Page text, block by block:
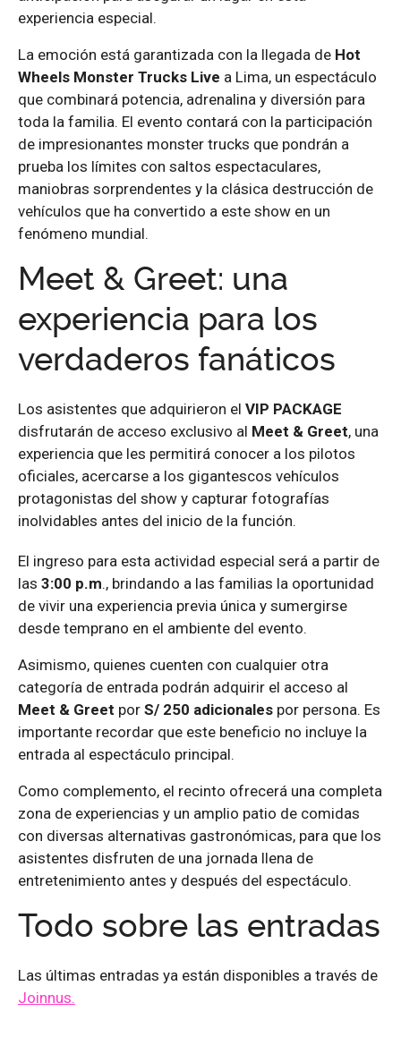
experiencia especial.
La emoción está garantizada con la llegada de Hot
Wheels Monster Trucks Live a Lima, un espectáculo
que combinará potencia, adrenalina y diversión para
toda la familia. El evento contará con la participación
de impresionantes monster trucks que pondrán a
prueba los límites con saltos espectaculares,
maniobras sorprendentes y la clásica destrucción de
vehículos que ha convertido a este show en un
fenómeno mundial.
Meet & Greet: una
experiencia para los
verdaderos fanáticos
Los asistentes que adquirieron el VIP PACKAGE
disfrutarán de acceso exclusivo al Meet & Greet, una
experiencia que les permitirá conocer a los pilotos
oficiales, acercarse a los gigantescos vehículos
protagonistas del show y capturar fotografías
inolvidables antes del inicio de la función.
El ingreso para esta actividad especial será a partir de
las 3:00 p.m., brindando a las familias la oportunidad
de vivir una experiencia previa única y sumergirse
desde temprano en el ambiente del evento.
Asimismo, quienes cuenten con cualquier otra
categoría de entrada podrán adquirir el acceso al
Meet & Greet por S/ 250 adicionales por persona. Es
importante recordar que este beneficio no incluye la
entrada al espectáculo principal.
Como complemento, el recinto ofrecerá una completa
zona de experiencias y un amplio patio de comidas
con diversas alternativas gastronómicas, para que los
asistentes disfruten de una jornada llena de
entretenimiento antes y después del espectáculo.
Todo sobre las entradas
Las últimas entradas ya están disponibles a través de
Joinnus.